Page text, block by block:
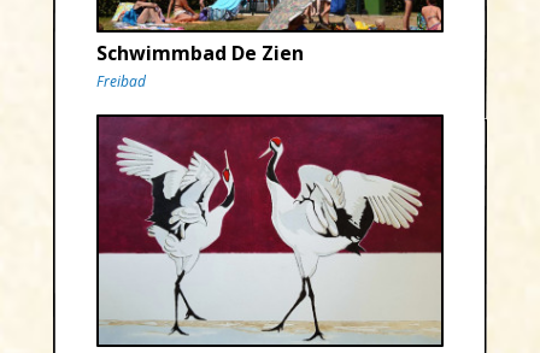
Schwimmbad De Zien
Freibad